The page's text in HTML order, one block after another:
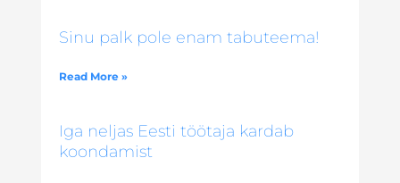
Sinu palk pole enam tabuteema!
Read More »
Iga neljas Eesti töötaja kardab
koondamist